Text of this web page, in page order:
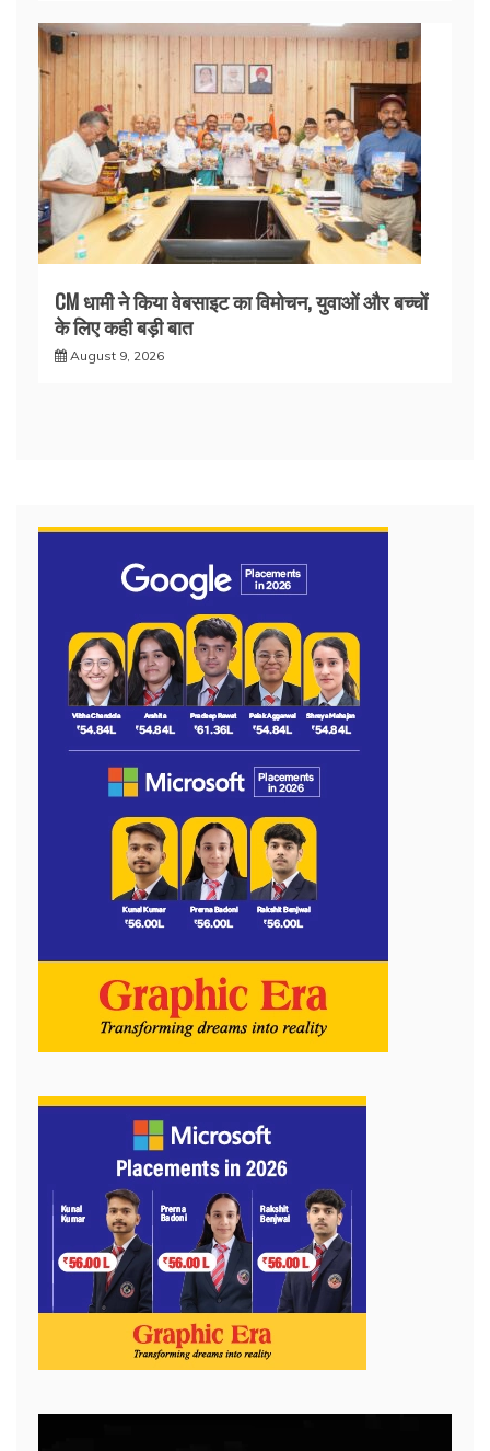
CM धामी ने किया वेबसाइट का विमोचन, युवाओं और बच्चों
के लिए कही बड़ी बात
August 9, 2026